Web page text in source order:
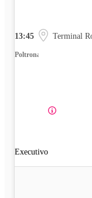
13:45 Terminal
Poltrona
Executivo